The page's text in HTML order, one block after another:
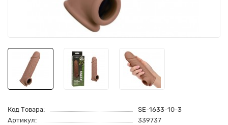
Код Товара:
SE-1633-10-3
Артикул:
339737